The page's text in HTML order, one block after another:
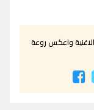
واعكس روعة